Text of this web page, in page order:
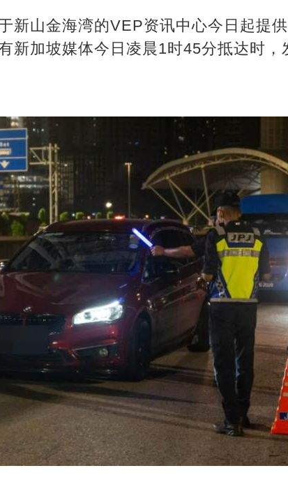
新山金海湾的VEP资讯中心今日起提
新加坡媒体今日凌晨1时45分抵达时